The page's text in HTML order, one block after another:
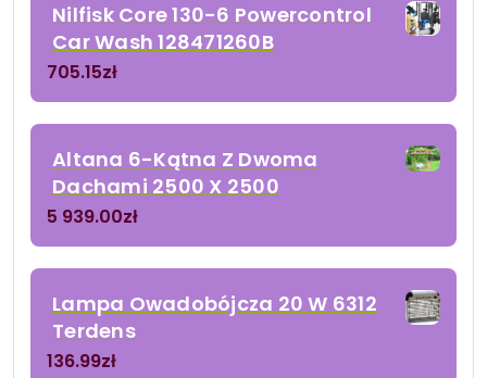
Nilfisk Core 130-6 Powercontrol
Car Wash 128471260B
705.15zł
Altana 6-Kątna Z Dwoma
Dachami 2500 X 2500
5 939.00zł
Lampa Owadobójcza 20 W 6312
Terdens
136.99zł